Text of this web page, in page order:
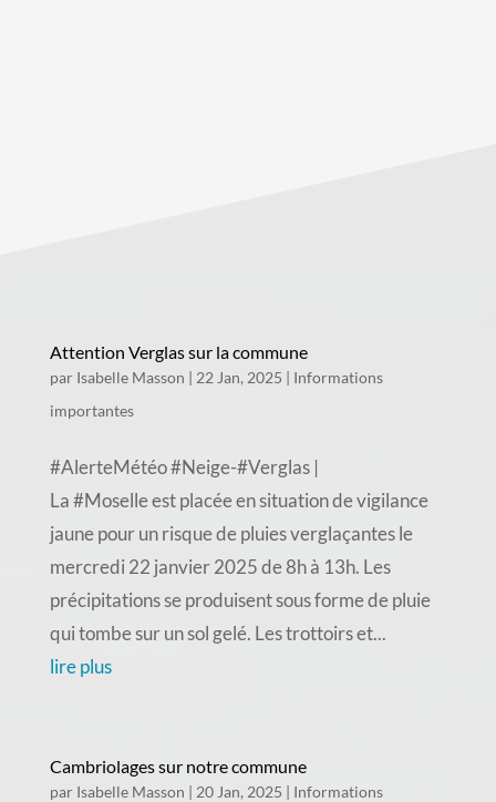
Attention Verglas sur la commune
par Isabelle Masson 22 Jan, 2025
Informations
importantes
#AlerteMétéo #Neige-#Verglas |
La #Moselle est placée en situation de vigilance
jaune pour un risque de pluies verglaçantes le
mercredi 22 janvier 2025 de 8h à 13h. Les
précipitations se produisent sous forme de pluie
qui tombe sur un sol gelé. Les trottoirs et...
lire plus
Cambriolages sur notre commune
par Isabelle Masson 20 Jan, 2025
Informations